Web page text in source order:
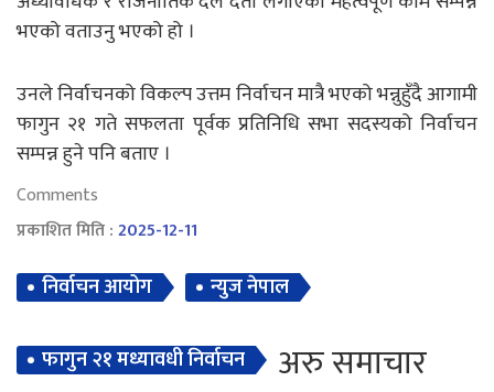
भएको वताउनु भएको हो ।
उनले निर्वाचनको विकल्प उत्तम निर्वाचन मात्रै भएको भन्नुहुँदै आगामी
फागुन २१ गते सफलता पूर्वक प्रतिनिधि सभा सदस्यको निर्वाचन
सम्पन्न हुने पनि बताए ।
Comments
प्रकाशित मिति :2025-12-11
निर्वाचन आयोग न्युज नेपाल
फागुन २१ मध्यावधी निर्वाचन अरु समाचार